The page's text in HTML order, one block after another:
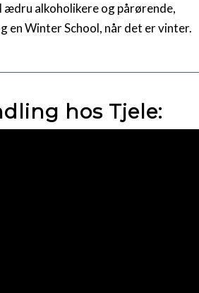
alkoholikere og pårørende,
en Winter School, når det er vinter.
hos Tjele: